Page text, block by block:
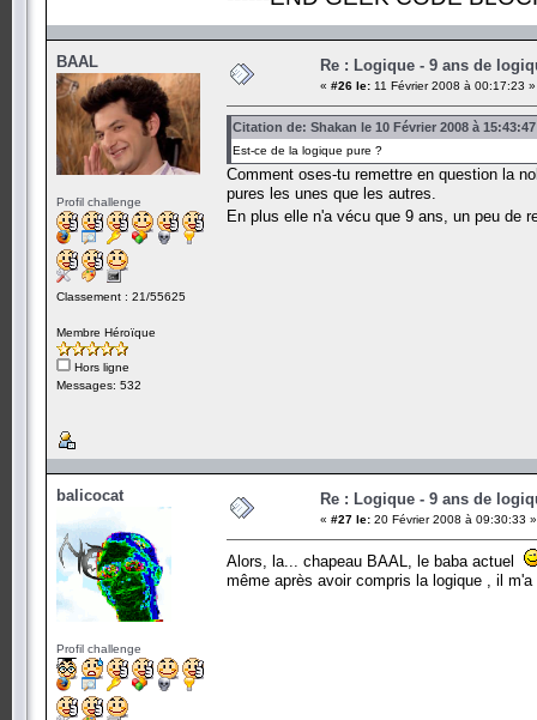
BAAL
Profil challenge
Classement : 21/55625
Membre Héroïque
Hors ligne
Messages: 532
Re : Logique - 9 ans de
« #26 le: 11 Février 2008 à 00:17:23 »
Citation de: Shakan le 10 Février 2008 à 15:43:47
Est-ce de la logique pure ?
Comment oses-tu remettre en question la
pures les unes que les autres.
En plus elle n'a vécu que 9 ans, un peu de
balicocat
Profil challenge
Re : Logique - 9 ans de
« #27 le: 20 Février 2008 à 09:30:33 »
Alors, la... chapeau BAAL, le baba actuel
même après avoir compris la logique , il